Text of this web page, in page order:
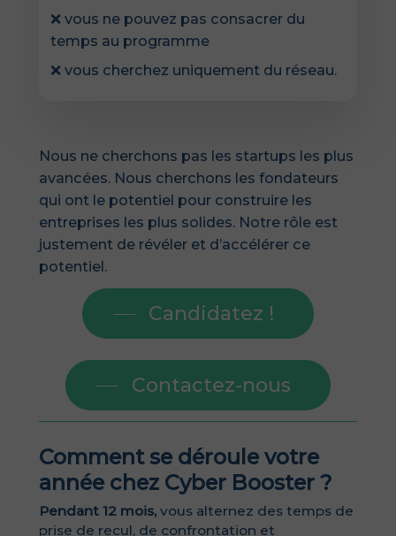
❌ vous ne pouvez pas consacrer du
temps au programme
❌ vous cherchez uniquement du réseau.
Nous ne cherchons pas les startups les plus
avancées. Nous cherchons les fondateurs
qui ont le potentiel pour construire les
entreprises les plus solides. Notre rôle est
justement de révéler et d’accélérer ce
potentiel.
Candidatez !
Contactez-nous
Comment se déroule votre
année chez Cyber Booster ?
Pendant 12 mois,vous alternez des temps de
prise de recul, de confrontation et